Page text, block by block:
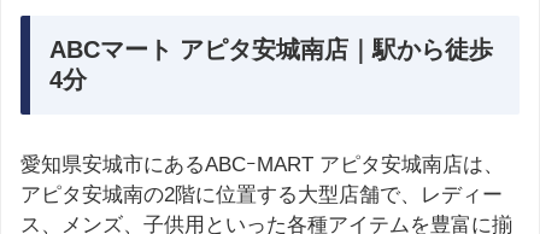
ABCマート アピタ安城南店｜駅から徒歩
4分
愛知県安城市にあるABCｰMART アピタ安城南店は、
アピタ安城南の2階に位置する大型店舗で、レディー
ス、メンズ、子供用といった各種アイテムを豊富に揃